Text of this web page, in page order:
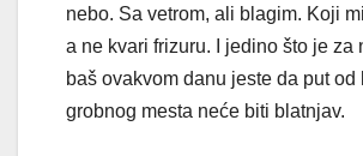
nebo. Sa vetrom, ali blagim. Koji
a ne kvari frizuru. I jedino što je za
baš ovakvom danu jeste da put od
grobnog mesta neće biti blatnjav.